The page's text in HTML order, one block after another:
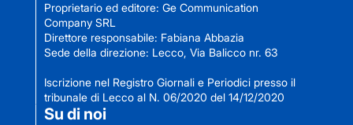
Proprietario ed editore: Ge Communication
Company SRL
Direttore responsabile: Fabiana Abbazia
Sede della direzione: Lecco, Via Balicco nr. 63
Iscrizione nel Registro Giornali e Periodici presso il
tribunale di Lecco al N. 06/2020 del 14/12/2020
Su di noi